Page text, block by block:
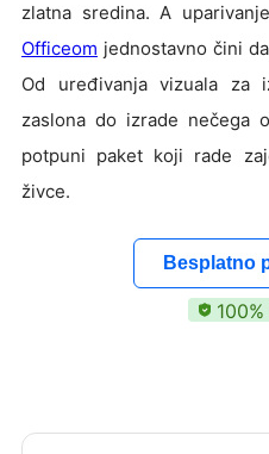
zlatna sredina. A
Officeom jednostavno čini
Od uređivanja vizuala za
zaslona do izrade nečega
potpuni paket koji rade
živce.
Besplatno